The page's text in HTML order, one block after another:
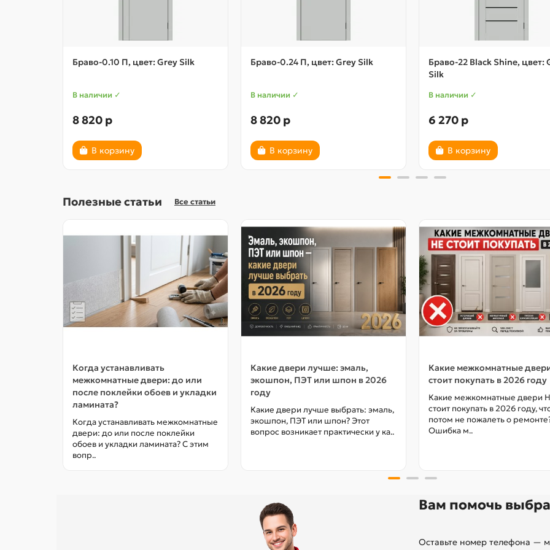
Браво-0.10 П, цвет: Grey Silk
В наличии ✓
8 820 р
В корзину
Браво-0.24 П, цвет: Grey Silk
В наличии ✓
8 820 р
В корзину
Браво-22 Black Shine, цвет:
Silk
В наличии ✓
6 270 р
В корзину
Полезные статьи Все статьи
Когда устанавливать
межкомнатные двери: до или
после поклейки обоев и укладки
ламината?
Когда устанавливать межкомнатные
двери: до или после поклейки
обоев и укладки ламината? С этим
вопр..
Какие двери лучше: эмаль,
экошпон, ПЭТ или шпон в 2026
году
Какие двери лучше выбрать: эмаль,
экошпон, ПЭТ или шпон? Этот
вопрос возникает практически у ка..
Какие межкомнатные
стоит покупать в 2026 году
Какие межкомнатные двери
стоит покупать в 2026 году,
потом не пожалеть о
Ошибка м..
Вам помочь
Оставьте номер телефона —